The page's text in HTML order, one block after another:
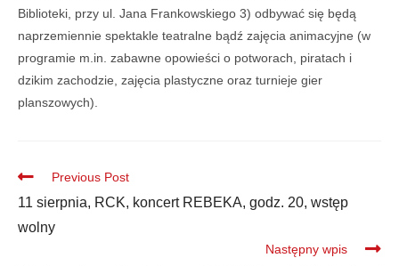
Biblioteki, przy ul. Jana Frankowskiego 3) odbywać się będą
naprzemiennie spektakle teatralne bądź zajęcia animacyjne (w
programie m.in. zabawne opowieści o potworach, piratach i
dzikim zachodzie, zajęcia plastyczne oraz turnieje gier
planszowych).
Previous Post
11 sierpnia, RCK, koncert REBEKA, godz. 20, wstęp
wolny
Następny wpis